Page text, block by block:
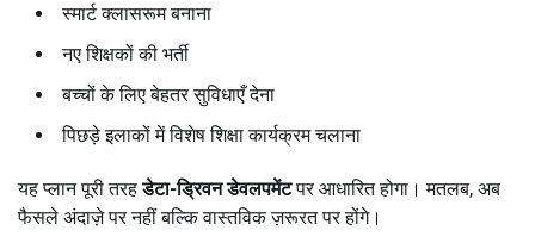
स्मार्ट क्लासरूम बनाना
नए शिक्षकों की भर्ती
बच्चों के लिए बेहतर सुविधाएँ देना
पिछड़े इलाकों में विशेष शिक्षा कार्यक्रम चलाना
यह प्लान पूरी तरहडेटा-ड्रिवन डेवलपमेंटपर आधारित होगा। मतलब, अब
फैसले अंदाज़े पर नहीं बल्कि वास्तविक ज़रूरत पर होंगे।